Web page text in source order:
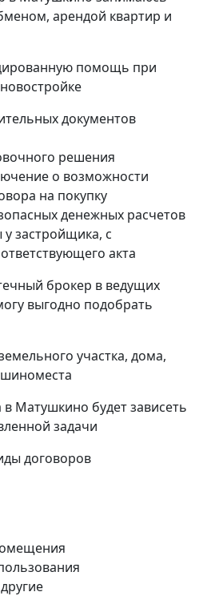
арендой квартир и
помощь при
документов
решения
о возможности
на покупку
денежных расчетов
застройщика, с
акта
брокер в ведущих
выгодно подобрать
участка, дома,
в Матушкино будет зависеть
задачи
договоров